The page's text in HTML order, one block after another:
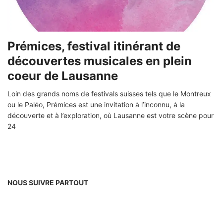
Prémices, festival itinérant de
découvertes musicales en plein
coeur de Lausanne
Loin des grands noms de festivals suisses tels que le Montreux
ou le Paléo, Prémices est une invitation à l’inconnu, à la
découverte et à l’exploration, où Lausanne est votre scène pour
24
NOUS SUIVRE PARTOUT